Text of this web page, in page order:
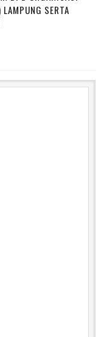
SERTA